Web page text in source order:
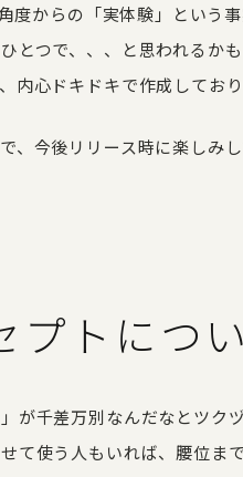
からの「実体験」という
とつで、、、と思われるか
内心ドキドキで作成しており
、今後リリース時に楽しみ
プトにつ
が千差万別なんだなとツク
て使う人もいれば、腰位ま